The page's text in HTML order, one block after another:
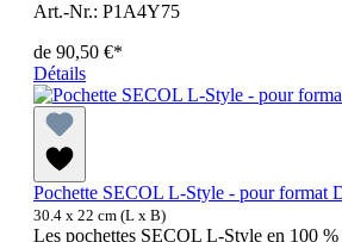
Art.-Nr.: P1A4Y75
de 90,50 €*
Détails
Pochette SECOL L-Style - pour format
30.4 x 22 cm (L x B)
Les pochettes SECOL L-Style en 100